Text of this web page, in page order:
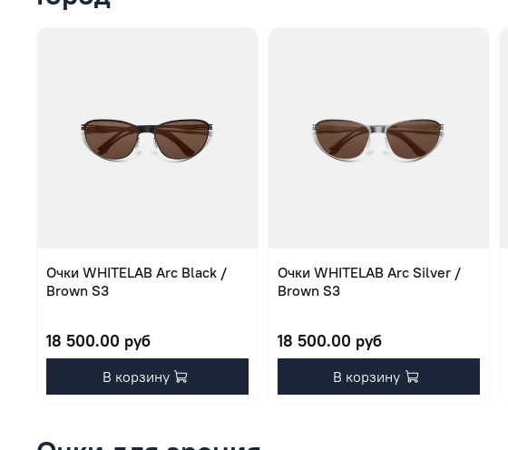
Очки WHITELAB Arc Black /
Brown S3
18 500.00 руб
В корзину
Очки WHITELAB Arc Silver /
Brown S3
18 500.00 руб
В корзину